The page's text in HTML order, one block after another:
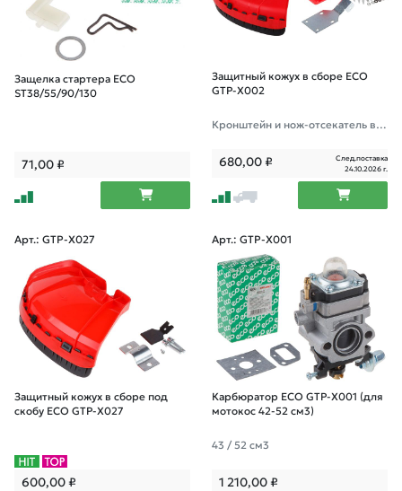
Защелка стартера ECO
ST38/55/90/130
71,00₽
Защитный кожух в сборе ECO
GTP-X002
Кронштейн и нож-отсекатель в к
680,00₽
След.поставка
24.10.2026 г.
Арт.: GTP-X027
Защитный кожух в сборе под
скобу ECO GTP-X027
600,00₽
Арт.: GTP-X001
Карбюратор ECO GTP-X001 (для
мотокос 42-52 см3)
43 / 52 см3
1 210,00₽